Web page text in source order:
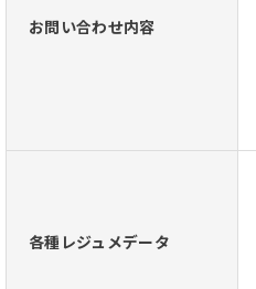
お問い合わせ内容
各種レジュメデータ